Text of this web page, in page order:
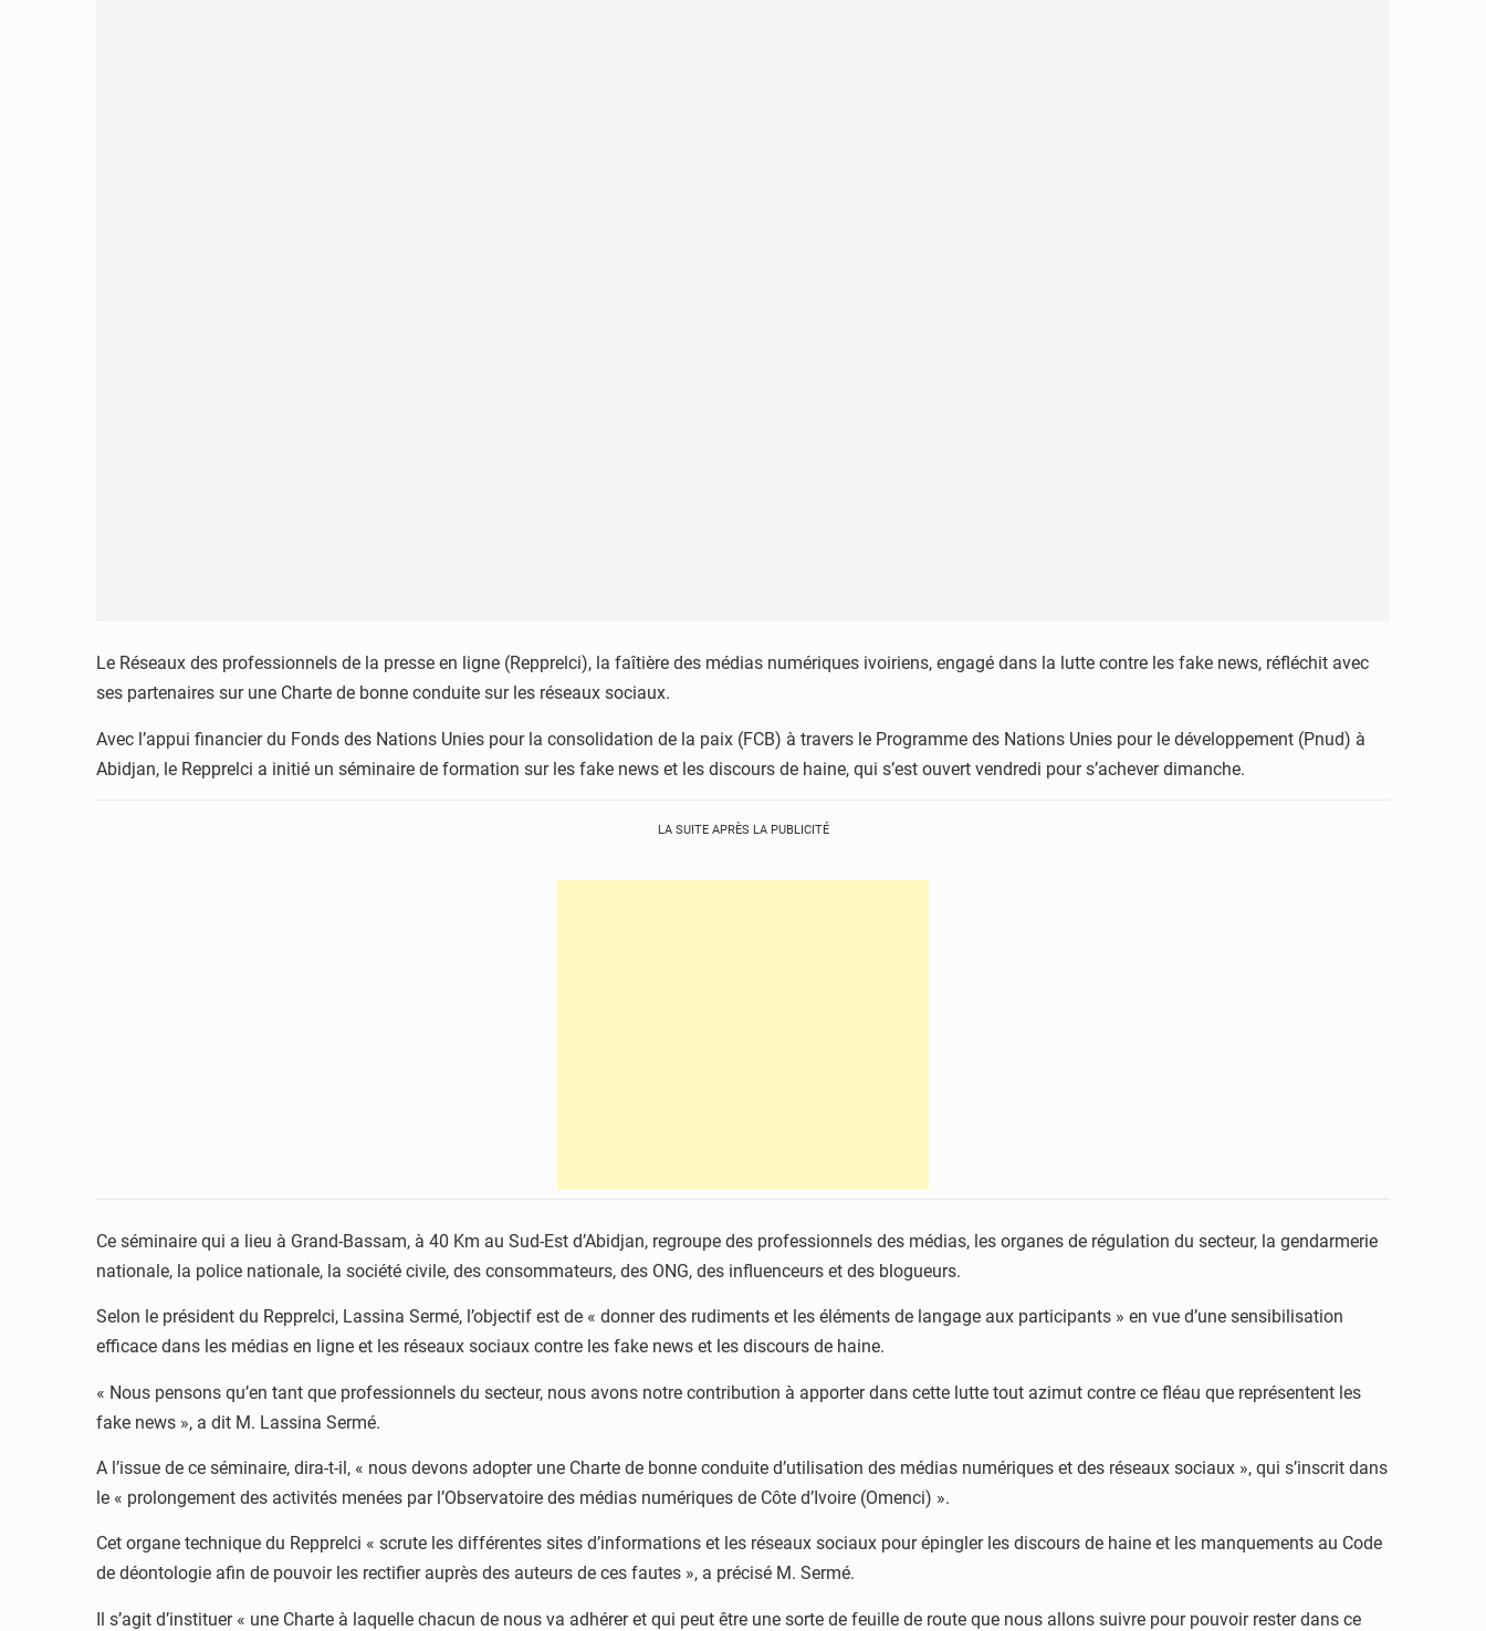
Le Réseaux des professionnels de la presse en ligne (Repprelci), la faîtière des médias numériques ivoiriens, engagé dans la lutte contre les fake news, réfléchit avec
ses partenaires sur une Charte de bonne conduite sur les réseaux sociaux.
Avec l’appui financier du Fonds des Nations Unies pour la consolidation de la paix (FCB) à travers le Programme des Nations Unies pour le développement (Pnud) à
Abidjan, le Repprelci a initié un séminaire de formation sur les fake news et les discours de haine, qui s’est ouvert vendredi pour s’achever dimanche.
LA SUITE APRÈS LA PUBLICITÉ
Ce séminaire qui a lieu à Grand-Bassam, à 40 Km au Sud-Est d’Abidjan, regroupe des professionnels des médias, les organes de régulation du secteur, la gendarmerie
nationale, la police nationale, la société civile, des consommateurs, des ONG, des influenceurs et des blogueurs.
Selon le président du Repprelci, Lassina Sermé, l’objectif est de « donner des rudiments et les éléments de langage aux participants » en vue d’une sensibilisation
efficace dans les médias en ligne et les réseaux sociaux contre les fake news et les discours de haine.
« Nous pensons qu’en tant que professionnels du secteur, nous avons notre contribution à apporter dans cette lutte tout azimut contre ce fléau que représentent les
fake news », a dit M. Lassina Sermé.
A l’issue de ce séminaire, dira-t-il, « nous devons adopter une Charte de bonne conduite d’utilisation des médias numériques et des réseaux sociaux », qui s’inscrit dans
le « prolongement des activités menées par l’Observatoire des médias numériques de Côte d’Ivoire (Omenci) ».
Cet organe technique du Repprelci « scrute les différentes sites d’informations et les réseaux sociaux pour épingler les discours de haine et les manquements au Code
de déontologie afin de pouvoir les rectifier auprès des auteurs de ces fautes », a précisé M. Sermé.
Il s’agit d’instituer « une Charte à laquelle chacun de nous va adhérer et qui peut être une sorte de feuille de route que nous allons suivre pour pouvoir rester dans ce